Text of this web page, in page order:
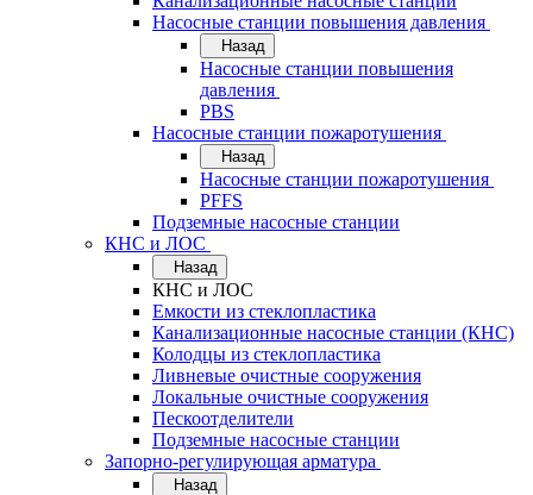
Насосные станции повышения давления
Назад
Насосные станции повышения
давления
PBS
Насосные станции пожаротушения
Назад
Насосные станции пожаротушения
PFFS
Подземные насосные станции
КНС и ЛОС
Назад
КНС и ЛОС
Емкости из стеклопластика
Канализационные насосные станции (КНС)
Колодцы из стеклопластика
Ливневые очистные сооружения
Локальные очистные сооружения
Пескоотделители
Подземные насосные станции
Запорно-регулирующая арматура
Назад